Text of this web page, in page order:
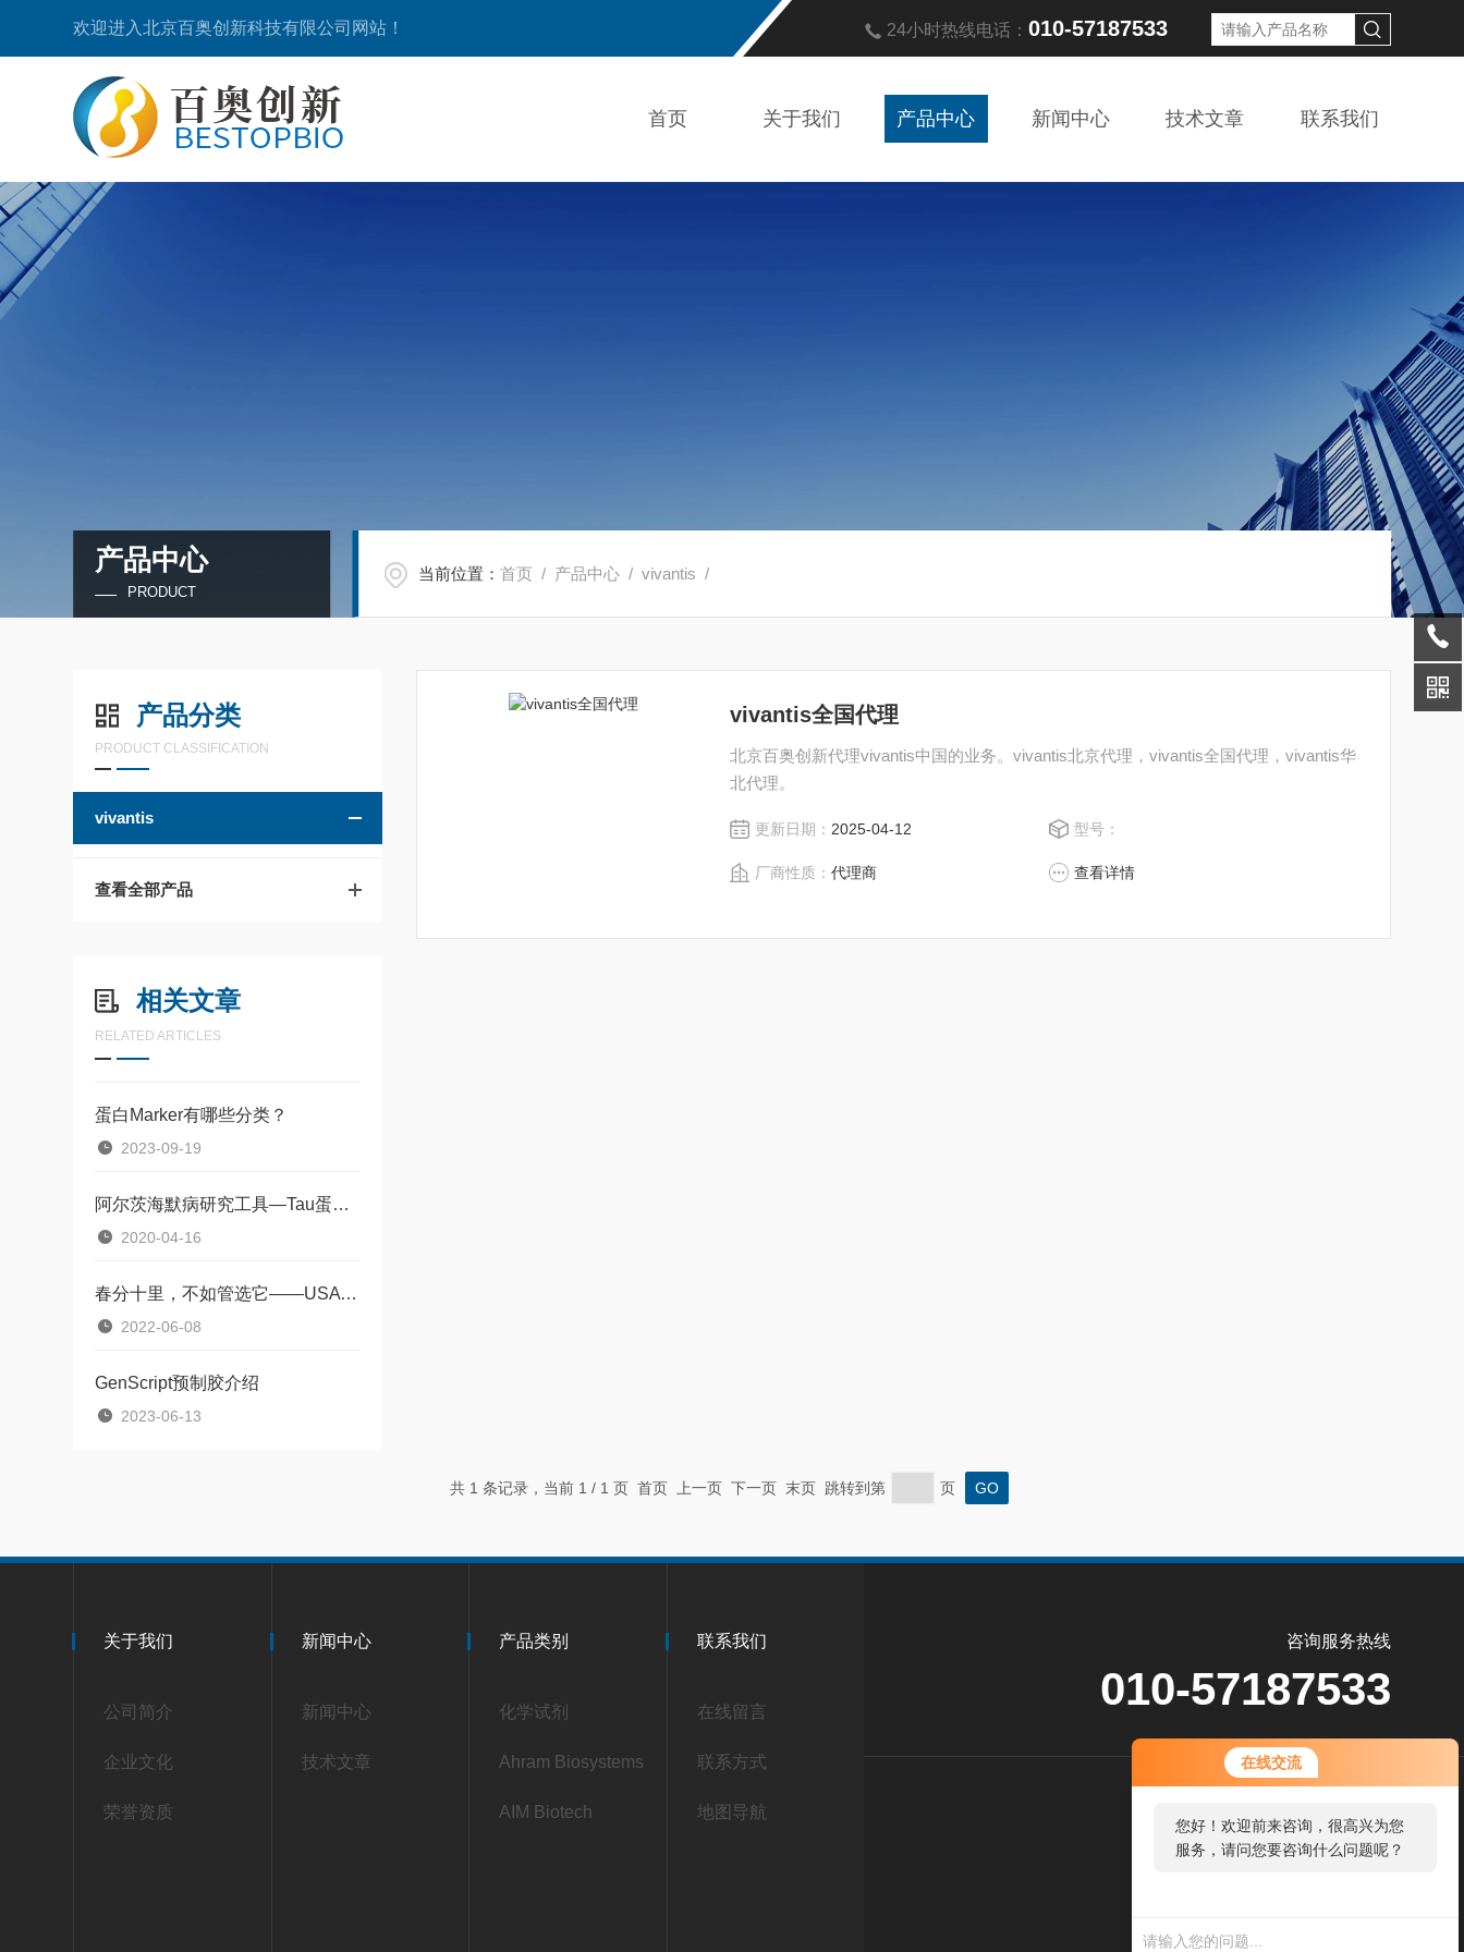
在线交流
您好！欢迎前来咨询，很高兴为您
服务，请问您要咨询什么问题呢？
欢迎进入北京百奥创新科技有限公司网站！ 24小时热线电话： 010-57187533
首页 关于我们 产品中心 新闻中心 技术文章 联系我们
产品中心
PRODUCT
当前位置：首页 / 产品中心 /vivantis /
产品分类
PRODUCT CLASSIFICATION
vivantis
查看全部产品
相关文章
RELATED ARTICLES
蛋白Marker有哪些分类？
2023-09-19
阿尔茨海默病研究工具—Tau蛋白篇
2020-04-16
春分十里，不如管选它——USA Scientific八连排
2022-06-08
GenScript预制胶介绍
2023-06-13
vivantis全国代理
北京百奥创新代理vivantis中国的业务。vivantis北京代理，vivantis全国代理，vivantis华
北代理。
更新日期： 2025-04-12 型号：
厂商性质：代理商 查看详情
共 1 条记录，当前 1 / 1 页 首页 上一页 下一页 末页 跳转到第 页
关于我们
公司简介
企业文化
荣誉资质
新闻中心
新闻中心
技术文章
产品类别
化学试剂
Ahram Biosystems
AIM Biotech
联系我们
在线留言
联系方式
地图导航
咨询服务热线
010-57187533
关
注
公